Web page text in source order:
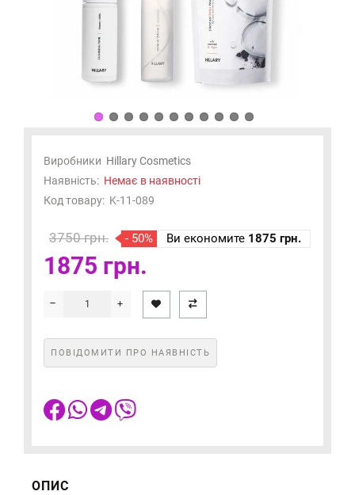
Виробники Hillary Cosmetics
Наявність: Немає в наявності
Код товару: K-11-089
3750 грн. - 50% Ви економите 1875 грн.
1875 грн.
ПОВІДОМИТИ ПРО НАЯВНІСТЬ
ОПИС